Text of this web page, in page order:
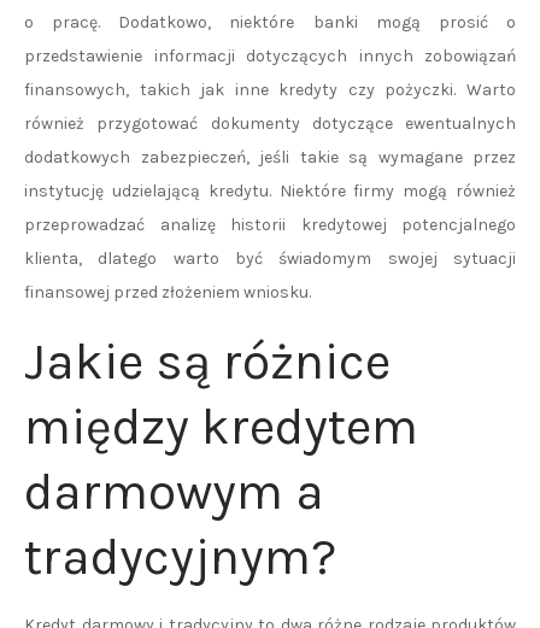
o pracę. Dodatkowo, niektóre banki mogą prosić o
przedstawienie informacji dotyczących innych zobowiązań
finansowych, takich jak inne kredyty czy pożyczki. Warto
również przygotować dokumenty dotyczące ewentualnych
dodatkowych zabezpieczeń, jeśli takie są wymagane przez
instytucję udzielającą kredytu. Niektóre firmy mogą również
przeprowadzać analizę historii kredytowej potencjalnego
klienta, dlatego warto być świadomym swojej sytuacji
finansowej przed złożeniem wniosku.
Jakie są różnice
między kredytem
darmowym a
tradycyjnym?